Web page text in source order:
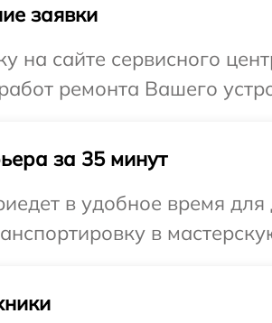
заявки
на сайте сервисного
ремонта Вашего
за 35 минут
в удобное время
в